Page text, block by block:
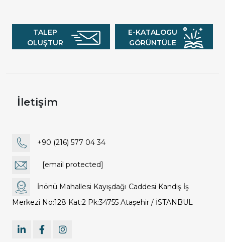
TALEP
OLUŞTUR
E-KATALOGU
GÖRÜNTÜLE
İletişim
+90 (216) 577 04 34
[email protected]
İnönü Mahallesi Kayışdağı Caddesi Kandiş İş
Merkezi No:128 Kat:2 Pk:34755 Ataşehir / İSTANBUL